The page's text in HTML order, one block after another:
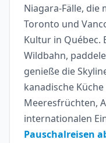
Niagara-Fälle,
Toronto und
Kultur in Québec.
Wildbahn,
genieße die
kanadische
Meeresfrüchten,
internationalen
Pauschalreisen